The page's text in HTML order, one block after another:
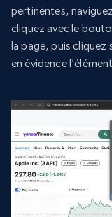
pertinentes,
cliquez avec le
la page, puis cliquez
en évidence